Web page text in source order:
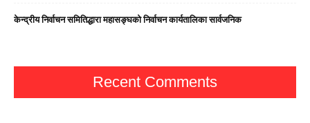
केन्द्रीय निर्वाचन समितिद्धारा महासङ्घको निर्वाचन कार्यतालिका सार्वजनिक
Recent Comments